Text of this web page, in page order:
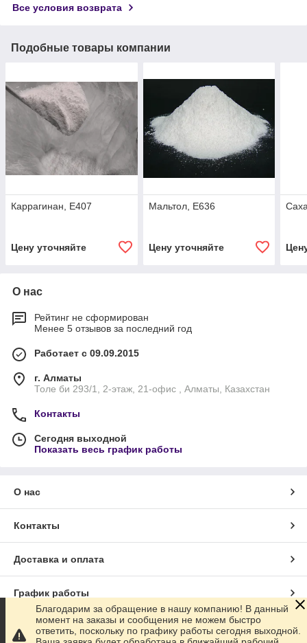
Все условия возврата
Подобные товары компании
Каррагинан, Е407
Цену уточняйте
Мальтол, Е636
Цену уточняйте
О нас
Рейтинг не сформирован
Менее 5 отзывов за последний год
Работает с 09.09.2015
г. Алматы
Толе би 293/1, 2-этаж, 21-офис , Алматы, Казахстан
Контакты
Сегодня выходной
Показать весь график работы
О нас
Контакты
Доставка и оплата
График работы
Полная версия сайта
Благодарим за обращение в нашу компанию! В данный
момент на заказы и сообщения не можем быстро
ответить, поскольку по графику работы сегодня выходной.